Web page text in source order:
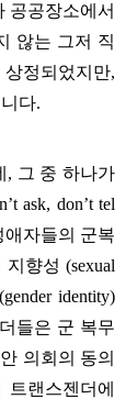
공공장소에서
않는 그저 직
정되었지만,
다.
, 그 중 하나가
ask, don’t tel
애자들의 군복
향성 (sexual
identity)
들은 군 복무
의회의 동의
랜스젠더에